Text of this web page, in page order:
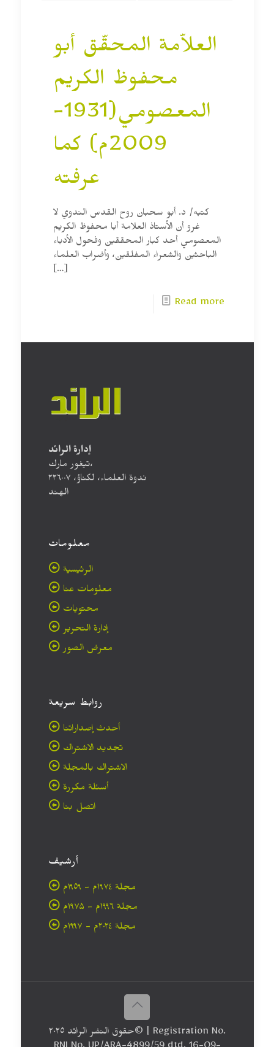
العلاّمة المحقّق أبو
محفوظ الكريم
المعصومي(1931-
2009م) كما
عرفته
كتبه/ د. أبو سحبان روح القدس الندوي لا
غرو أن الأستاذ العلامة أبا محفوظ الكريم
المعصومي أحد كبار المحققين وفحول الأدباء
الباحثين والشعراء المفلقين، وأضراب العلماء
[…]
Read more
إدارة الرائد
تيغور مارك،
ندوة العلماء، لكناؤ، ۲۲٦۰۰۷
الهند
معلومات
الرئيسية
معلومات عنا
محتويات
إدارة التحرير
معرض الصور
روابط سريعة
أحدث إصداراتنا
تجديد الاشتراك
الاشتراك بالمجلة
أسئلة مكررة
اتصل بنا
أرشيف
مجلة ۱۹۷٤م - ١٩٥٩م
مجلة ۱۹۹٦م - ۱۹۷۵م
مجلة ۲۰۲٤م - ۱۹۹۷م
حقوق النشر الرائد ٢٠۲٥© | Registration No.